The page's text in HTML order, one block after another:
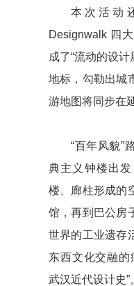
本次活动
Designwalk 四
成了“流动的设
地标，勾勒出城
游地图将同步在
“百年风貌”
典主义钟楼出
楼、廊柱形成的
馆，再到巴公房
世界的工业遗存
东西文化交融的
武汉近代设计史”